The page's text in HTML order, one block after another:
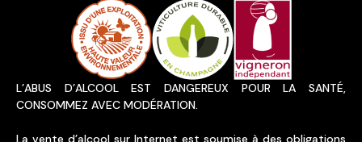
L’ABUS D’ALCOOL EST DANGEREUX POUR LA SANTÉ,
CONSOMMEZ AVEC MODÉRATION.
La vente d’alcool sur Internet est soumise à des obligations